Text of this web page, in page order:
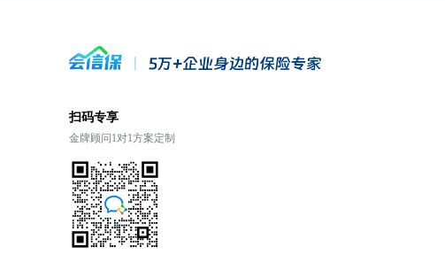
扫码专享
金牌顾问1对1方案定制